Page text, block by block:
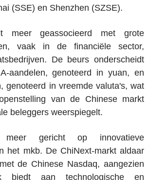
(SSE) en Shenzhen (SZSE).
meer geassocieerd met grote
vaak in de financiële sector,
De beurs onderscheidt
aandelen, genoteerd in yuan, en
genoteerd in vreemde valuta's, wat
van de Chinese markt
beleggers weerspiegelt.
gericht op innovatieve
het mkb. De ChiNext-markt aldaar
de Chinese Nasdaq, aangezien
biedt aan technologische en